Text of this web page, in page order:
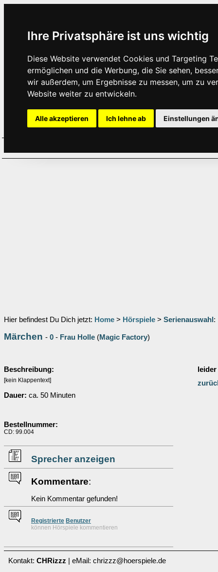
Ihre Privatsphäre ist uns wichtig
Diese Website verwendet Cookies und Targeting
ermöglichen und die Werbung, die Sie sehen,
wir außerdem, um Ergebnisse zu messen, um zu
Website weiter zu entwickeln.
Alle akzeptieren Ich lehne ab Einstellungen
Hier befindest Du Dich jetzt: Home > Hörspiele > Serienauswahl :
Märchen - 0 - Frau Holle (Magic Factory)
Beschreibung:
[kein Klappentext]
Dauer: ca. 50 Minuten
Bestellnummer:
CD: 99.004
Sprecher anzeigen
Kommentare:
Kein Kommentar gefunden!
Registrierte Benutzer
können Hörspiele kommentieren
Kontakt: CHRizzz | eMail: chrizzz@hoerspiele.de